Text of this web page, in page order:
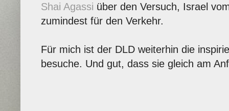
Shai Agassi über den Versuch, Israel
zumindest für den Verkehr.
Für mich ist der DLD weiterhin die
besuche. Und gut, dass sie gleich am